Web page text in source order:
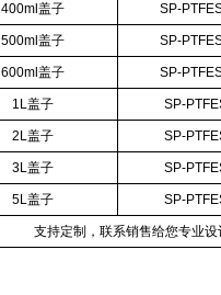
400ml盖子 SP-
500ml盖子 SP-
600ml盖子 SP-
1L盖子 SP-
2L盖子 SP-
3L盖子 SP-
5L盖子 SP-
支持定制，联系销售给您专业设